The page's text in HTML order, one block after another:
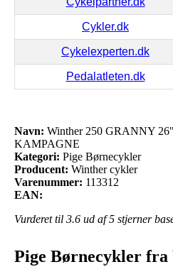
Cykler.dk
Cykelexperten.dk
Pedalatleten.dk
Navn: Winther 250 GRANNY
KAMPAGNE
Kategori: Pige Børnecykler
Producent: Winther cykler
Varenummer: 113312
EAN:
Vurderet til 3.6 ud af 5 stjerner
Pige Børnecykler